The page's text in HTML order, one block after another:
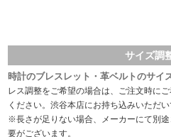
サイズ調
時計のブレスレット・革ベルトのサイ
レス調整をご希望の場合は、ご注文時に
ください。渋谷本店にお持ち込みいただ
※長さが足りない場合、メーカーにて別
要がございます。